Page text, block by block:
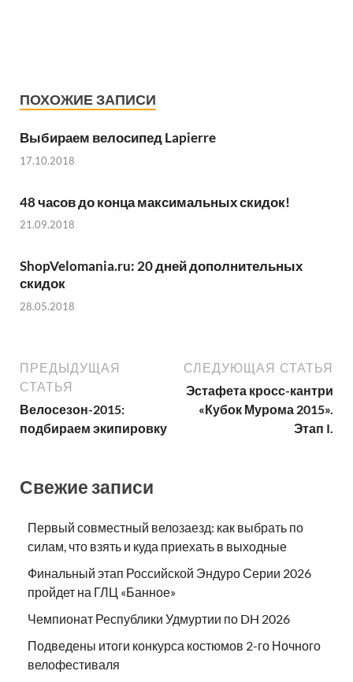
ПОХОЖИЕ ЗАПИСИ
Выбираем велосипед Lapierre
17.10.2018
48 часов до конца максимальных скидок!
21.09.2018
ShopVelomania.ru: 20 дней дополнительных
скидок
28.05.2018
ПРЕДЫДУЩАЯ
СТАТЬЯ
Велосезон-2015:
подбираем экипировку
СЛЕДУЮЩАЯ СТАТЬЯ
Эстафета кросс-кантри
«Кубок Мурома 2015».
Этап I.
Свежие записи
Первый совместный велозаезд: как выбрать по
силам, что взять и куда приехать в выходные
Финальный этап Российской Эндуро Серии 2026
пройдет на ГЛЦ «Банное»
Чемпионат Республики Удмуртии по DH 2026
Подведены итоги конкурса костюмов 2-го Ночного
велофестиваля